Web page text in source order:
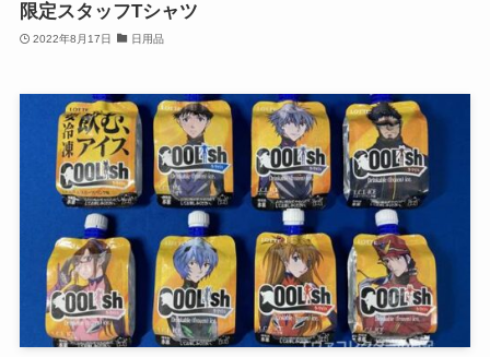
限定スタッフTシャツ
2022年8月17日 日用品